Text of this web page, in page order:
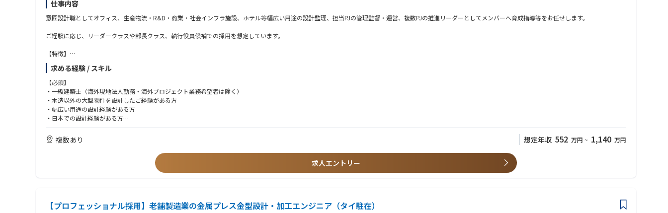
・日本と海外双方のエネルギー政策や市場動向への理解を深められる
・各種エネルギー計測機器を活用した専門性を磨ける
【部署の雰囲気】
・日本人スタッフとタイローカルスタッフが混在しており、社内言語は日本語が基本です。
・少人数のため、個々が担う役割は大きく、成長とやりがいを感じられる職場です。
【キャリアパス】
以下のようなキャリアパスを想定しています。
短期（２〜3年）：タイ子会社のTEPIT社に赴任いただき、省エネ・CNコンサルティング業務に従事いただきます。幅広い業態のお客さまに対して省エネ提案を行っていただきます。
中期（3〜5年）：国内に帰任いただき、産業用大手のお客さまに対するソリューション提案に従事いただきます。短期で培った経験を活かしていただきながら、お客さまの経営課題から入り込んでいただき、案件のプ
長期（5年以上）：専門性を活かして後進の指導にあたる管理職を目指すことで、組織全体の成長にも貢献していただきます。
仕事内容
意匠設計職としてオフィス、生産物流・R&D・商業・社会インフラ施設、ホテル等幅広い用途の設計監理、担当PJの管理監督・運営、複数PJの推進リーダーとしてメンバーへ育成指導等をお任せします。
ご経験に応じ、リーダークラスや部長クラス、執行役員候補での採用を想定しています。
【特徴】
建築設計を主軸に、戦略立案からブランディング・運用までプロジェクト全体を通じて支援します。お客様のニーズに沿った最適かつ専門性の高いサービスを提供できることが、私たち当社の強みです。常にお客様に
寄り添い、同じ方向感をもって課題解決に取り組み、時には、お客様も認識していない潜在課題まで深耕しながら、お客様の事業発展に貢献するソリューションを提案します。
求める経験 / スキル
【必須】
・一級建築士（海外現地法人勤務・海外プロジェクト業務希望者は除く）
・木造以外の大型物件を設計したご経験がある方
・幅広い用途の設計経験がある方
・日本での設計経験がある方
・AuteCADまたはベクターワークスが使える方
（今後BIM導入予定）
※海外現地法人勤務や海外プロジェクト希望の場合はさらに下記項目も必須※
・英語でのコミュニケーション（ビジネスレベル）海外プロジェクト経験5年以上または出張ベースでのプロジェクト参画など同等の経験を日本でしていること。
・設計業務の提案書、設計積算の経験者（令和６年国土交通省告示第８号など）
・5人以上のチームのマネジメント経験
複数あり 想定年収 552 万円 ~ 1,140 万円
求人エントリー
【プロフェッショナル採用】老舗製造業の金属プレス金型設計・加工エンジニア（タイ駐在）